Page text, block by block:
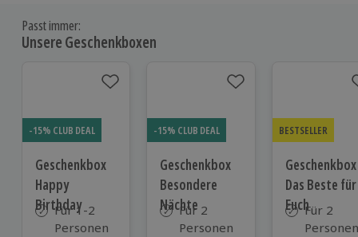
Passt immer:
Unsere Geschenkboxen
-15% CLUB DEAL
Geschenkbox
Happy
Birthday
Für 1-2
Personen
-15% CLUB DEAL
Geschenkbox
Besondere
Nächte
Für 2
Personen
BESTSELLER
Geschenkbox
Das Beste für
EuchFür 2
Personen